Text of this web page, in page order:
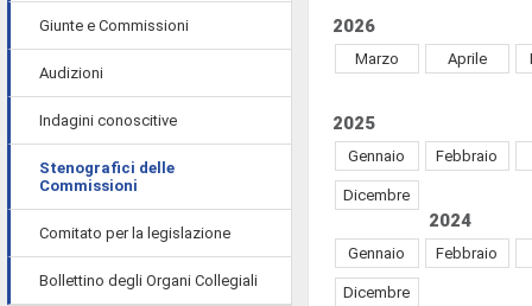
Giunte e Commissioni
Audizioni
Indagini conoscitive
Stenografici delle
Commissioni
Comitato per la legislazione
Bollettino degli Organi Collegiali
2026
Marzo Aprile
2025
Gennaio Febbraio
Dicembre
2024
Gennaio Febbraio
Dicembre